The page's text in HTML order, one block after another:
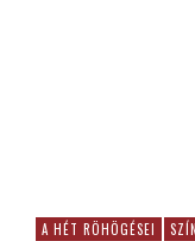
A HÉT RÖHÖGÉSEI